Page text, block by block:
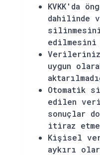
KVKK'da
dahilinde
edilmesini
uygun
Otomatik
edilen
sonuçlar
itiraz etme
Kişisel
aykırı